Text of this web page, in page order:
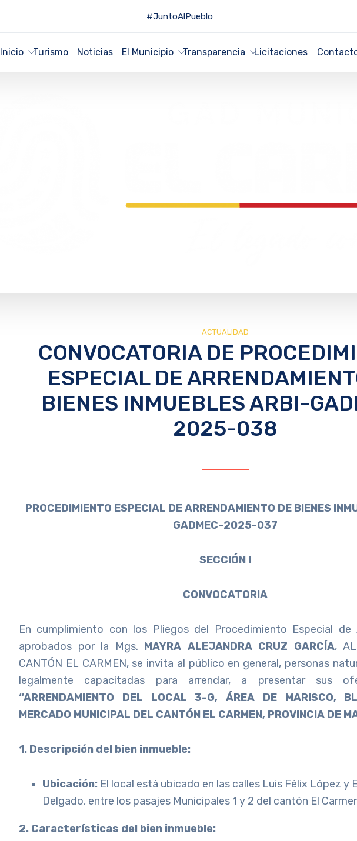
#JuntoAlPueblo
Inicio Turismo Noticias El Municipio Transparencia Licitaciones
ACTUALIDAD
CONVOCATORIA DE
ESPECIAL DE
BIENES INMUEBLES ARBI-
2025-038
PROCEDIMIENTO ESPECIAL DE ARRENDAMIENTO DE BIENES
GADMEC-2025-037
SECCIÓN I
CONVOCATORIA
En cumplimiento con los Pliegos del Procedimiento Especial de
aprobados por la Mgs. MAYRA ALEJANDRA CRUZ GARCÍA,
CANTÓN EL CARMEN, se invita al público en general, personas
legalmente capacitadas para arrendar, a presentar sus
“ARRENDAMIENTO DEL LOCAL 3-G, ÁREA DE MARISCO,
MERCADO MUNICIPAL DEL CANTÓN EL CARMEN, PROVINCIA DE
1. Descripción del bien inmueble:
Ubicación: El local está ubicado en las calles Luis Félix López y
Delgado, entre los pasajes Municipales 1 y 2 del cantón El
2. Características del bien inmueble: